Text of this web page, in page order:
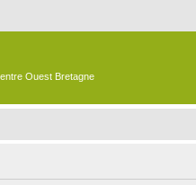
Ouest Bretagne